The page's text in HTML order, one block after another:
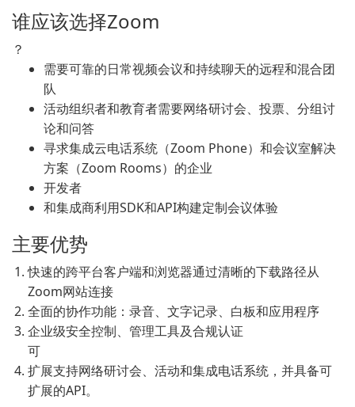
谁应该选择Zoom
？
需要可靠的日常视频会议和持续聊天的远程和混合团
队
活动组织者和教育者需要网络研讨会、投票、分组讨
论和问答
寻求集成云电话系统（Zoom Phone）和会议室解决
方案（Zoom Rooms）的企业
开发者
和集成商利用SDK和API构建定制会议体验
主要优势
快速的跨平台客户端和浏览器通过清晰的下载路径从
Zoom网站连接
全面的协作功能：录音、文字记录、白板和应用程序
企业级安全控制、管理工具及合规认证
可
扩展支持网络研讨会、活动和集成电话系统，并具备可
扩展的API。